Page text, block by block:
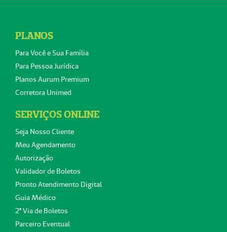
PLANOS
Para Você e Sua Família
Para Pessoa Jurídica
Planos Aurum Premium
Corretora Unimed
SERVIÇOS ONLINE
Seja Nosso Cliente
Meu Agendamento
Autorização
Validador de Boletos
Pronto Atendimento Digital
Guia Médico
2ª Via de Boletos
Parceiro Eventual